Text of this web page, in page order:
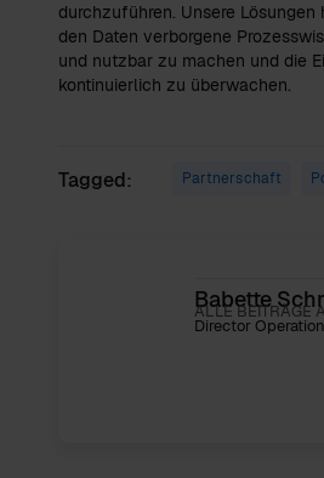
durchzuführen. Unsere Lösungen
den Daten verborgene
und nutzbar zu machen und die
kontinuierlich zu überwachen.
Tagged: Partnerschaft
Babette
Director
ALLE BEITRÄGE